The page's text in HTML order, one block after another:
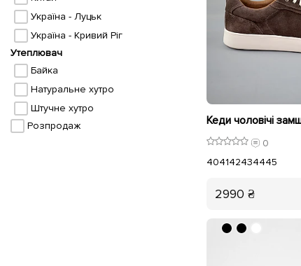
Україна - Луцьк
Україна - Кривий Ріг
Утеплювач
Байка
Натуральне хутро
Штучне хутро
Розпродаж
0
404142434445
2990 ₴